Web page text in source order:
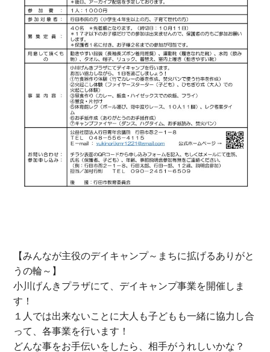
【みんなが主役のデイキャンプ～まちに拡げるありがと
うの輪～】
小川げんきプラザにて、デイキャンプ事業を開催しま
す！
１人では出来ないことに大人も子どもも一緒に協力し合
って、各事業を行います！
どんな事をお手伝いをしたら、相手がうれしいかな？